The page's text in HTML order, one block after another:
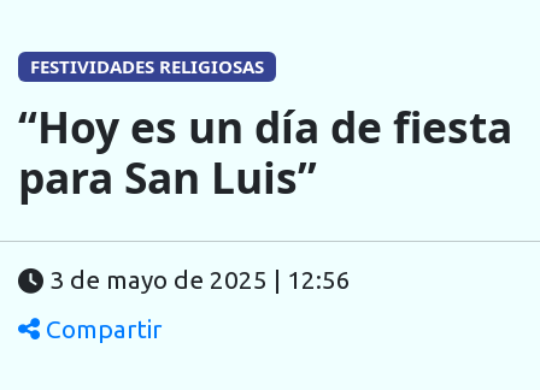
FESTIVIDADES RELIGIOSAS
“Hoy es un día de fiesta
para San Luis”
3 de mayo de 2025 | 12:56
Compartir